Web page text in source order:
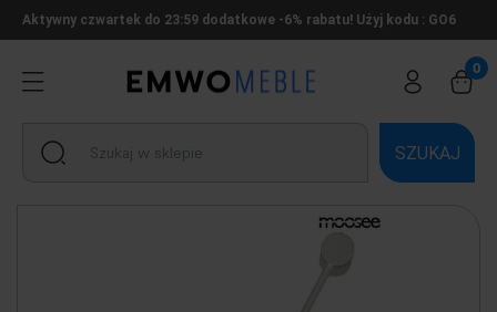
Aktywny czwartek do 23:59 dodatkowe -6% rabatu! Użyj kodu : GO6
SZUKAJ